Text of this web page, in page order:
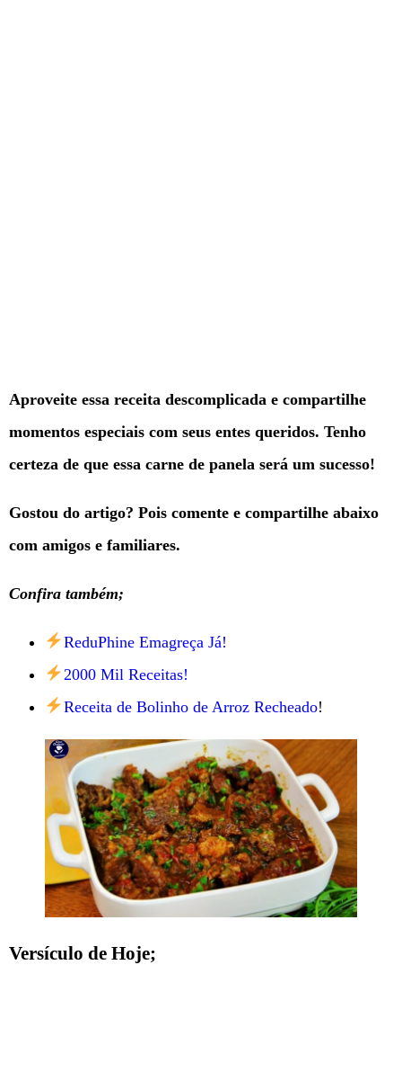
Aproveite essa receita descomplicada e compartilhe
momentos especiais com seus entes queridos. Tenho
certeza de que essa carne de panela será um sucesso!
Gostou do artigo? Pois comente e compartilhe abaixo
com amigos e familiares.
Confira também;
ReduPhine Emagreça Já!
2000 Mil Receitas!
Receita de Bolinho de Arroz Recheado!
Versículo de Hoje;